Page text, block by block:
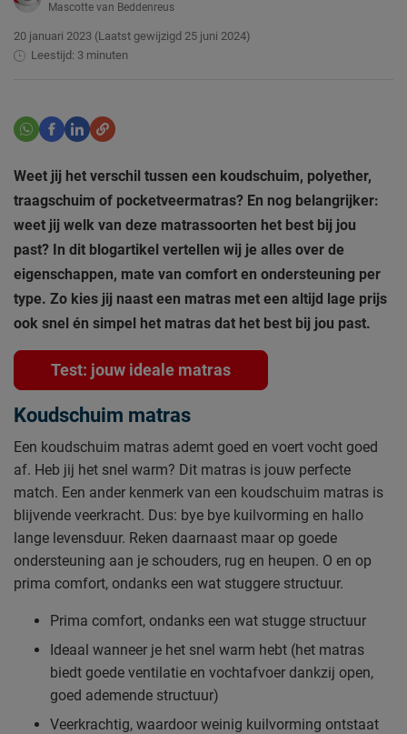
Mascotte van Beddenreus
20 januari 2023 (Laatst gewijzigd 25 juni 2024)
Leestijd: 3 minuten
Weet jij het verschil tussen een koudschuim, polyether,
traagschuim of pocketveermatras? En nog belangrijker:
weet jij welk van deze matrassoorten het best bij jou
past? In dit blogartikel vertellen wij je alles over de
eigenschappen, mate van comfort en ondersteuning per
type. Zo kies jij naast een matras met een altijd lage prijs
ook snel én simpel het matras dat het best bij jou past.
Test: jouw ideale matras
Koudschuim matras
Een koudschuim matras ademt goed en voert vocht goed
af. Heb jij het snel warm? Dit matras is jouw perfecte
match. Een ander kenmerk van een koudschuim matras is
blijvende veerkracht. Dus: bye bye kuilvorming en hallo
lange levensduur. Reken daarnaast maar op goede
ondersteuning aan je schouders, rug en heupen. O en op
prima comfort, ondanks een wat stuggere structuur.
Prima comfort, ondanks een wat stugge structuur
Ideaal wanneer je het snel warm hebt (het matras
biedt goede ventilatie en vochtafvoer dankzij open,
goed ademende structuur)
Veerkrachtig, waardoor weinig kuilvorming ontstaat